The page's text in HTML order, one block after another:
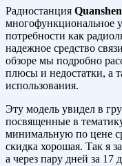
Радиостанция
многофункциональное
потребности как
надежное средство
обзоре мы подробно
плюсы и недостатки, а
использования.
Эту модель увидел в
посвященные в
минимальную по цене
скидка хорошая. Так я
а через пару дней за 17